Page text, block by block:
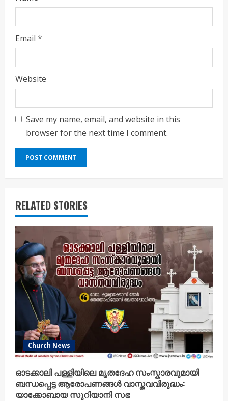
Email *
Website
Save my name, email, and website in this
browser for the next time I comment.
RELATED STORIES
Church News
ഓടക്കാലി പള്ളിയിലെ മൃതദേഹ സംസ്കാരവുമായി
ബന്ധപ്പെട്ട ആരോപണങ്ങൾ വാസ്തവവിരുദ്ധം:
യാക്കോബായ സുറിയാനി സഭ